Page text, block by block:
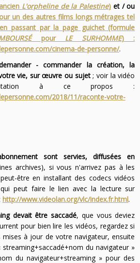
L'orpheline de la Palestine) et / ou
un des autres films longs métrages tel
passant par la page guichet (formule
pour LE SURHOMME) :
cinema-de-personne/.
- commander la création, la
vie, sur œuvre ou sujet; voir la vidéo
à ce propos :
2018/11/raconte-votre-
sont servies, diffusées en
archives), si vous n'arrivez pas à les
être en installant des codecs vidéos
peut faire le lien avec la lecture sur
http://www.videolan.org/vlc/index.fr.html.
devait être saccadé, que vous deviez
pour bien lire les vidéos, regardez si
à jour de votre navigateur, ensuite
du navigateur »
du navigateur+streaming » pour des